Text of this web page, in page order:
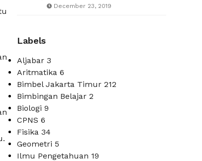
December 23, 2019
Labels
Aljabar 3
Aritmatika 6
Bimbel Jakarta Timur 212
Bimbingan Belajar 2
Biologi 9
CPNS 6
Fisika 34
Geometri 5
Ilmu Pengetahuan 19